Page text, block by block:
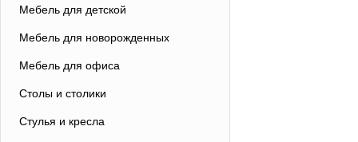
Мебель для детской
Мебель для новорожденных
Мебель для офиса
Столы и столики
Стулья и кресла